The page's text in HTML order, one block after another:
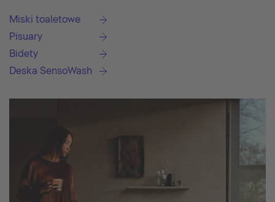
Miski toaletowe
Pisuary
Bidety
Deska SensoWash